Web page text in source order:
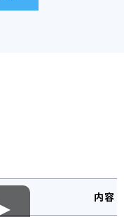
内容